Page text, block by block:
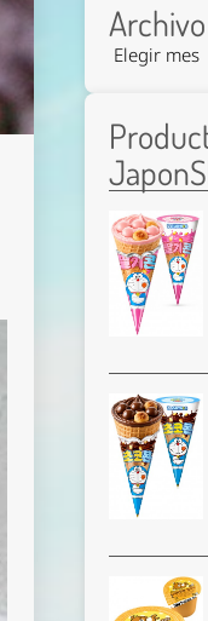
Archivo